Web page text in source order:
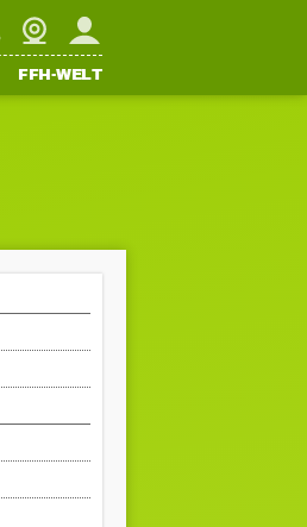
WebcamMein FFH
FFH-WELT